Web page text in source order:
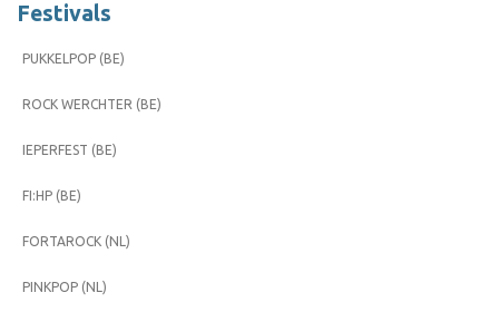
Festivals
PUKKELPOP (BE)
ROCK WERCHTER (BE)
IEPERFEST (BE)
FI:HP (BE)
FORTAROCK (NL)
PINKPOP (NL)